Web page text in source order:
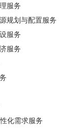
服务
划与配置服务
服务
服务
化需求服务